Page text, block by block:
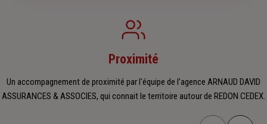
Proximité
Un accompagnement de proximité par l'équipe de l'agence ARNAUD DAVID
ASSURANCES & ASSOCIES, qui connait le territoire autour de REDON CEDEX.